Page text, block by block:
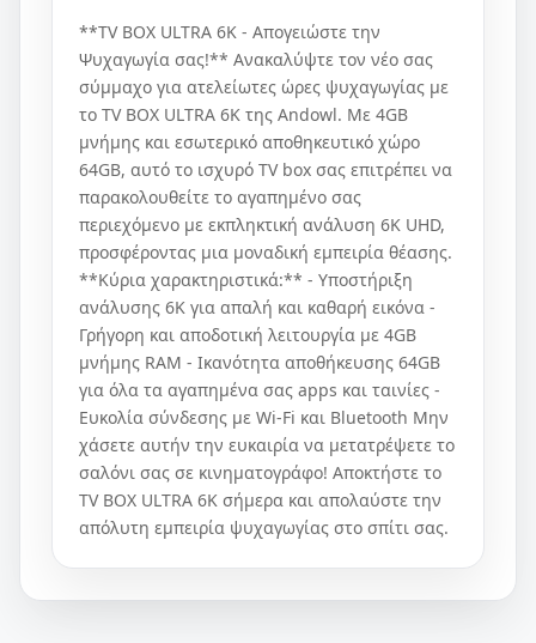
**TV BOX ULTRA 6K - Απογειώστε την
Ψυχαγωγία σας!** Ανακαλύψτε τον νέο σας
σύμμαχο για ατελείωτες ώρες ψυχαγωγίας με
το TV BOX ULTRA 6K της Andowl. Με 4GB
μνήμης και εσωτερικό αποθηκευτικό χώρο
64GB, αυτό το ισχυρό TV box σας επιτρέπει να
παρακολουθείτε το αγαπημένο σας
περιεχόμενο με εκπληκτική ανάλυση 6K UHD,
προσφέροντας μια μοναδική εμπειρία θέασης.
**Κύρια χαρακτηριστικά:** - Υποστήριξη
ανάλυσης 6K για απαλή και καθαρή εικόνα -
Γρήγορη και αποδοτική λειτουργία με 4GB
μνήμης RAM - Ικανότητα αποθήκευσης 64GB
για όλα τα αγαπημένα σας apps και ταινίες -
Ευκολία σύνδεσης με Wi-Fi και Bluetooth Μην
χάσετε αυτήν την ευκαιρία να μετατρέψετε το
σαλόνι σας σε κινηματογράφο! Αποκτήστε το
TV BOX ULTRA 6K σήμερα και απολαύστε την
απόλυτη εμπειρία ψυχαγωγίας στο σπίτι σας.